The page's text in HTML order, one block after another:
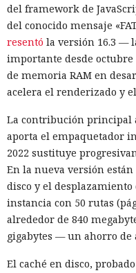
ahora un escenario
inverso. La
anunció el inicio de una
estadounidense Palo Alto
territorio del país,
informática crítica y la
El regulador no nombró
sujetos a revisión, no
vulnerabilidades ni
caso de detectarse
La decisión se produjo en
disputas comerciales y
Washington, que ponen
anterior, el Ministerio de
del framework de
del conocido mensaje
resentó la versión 16.3 —
importante desde octubre
de memoria RAM en
acelera el renderizado y
La contribución principal
aporta el empaquetador
2022 sustituye
En la nueva versión
disco y el desplazamiento
instancia con 50 rutas
alrededor de 840
gigabytes — un ahorro de
El caché en disco,